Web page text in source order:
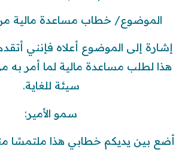
الموضوع/ خطاب مساعدة مالية
إشارة إلى الموضوع أعلاه فإنني
هذا لطلب مساعدة مالية لما أمر
سيئة للغاية.
سمو الأمير:
أضع بين يديكم خطابي هذا ملتمسًا